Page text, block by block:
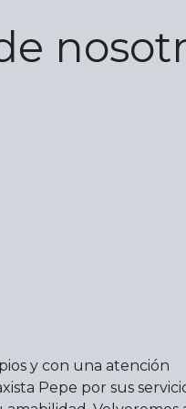
y con una atención
Pepe por sus